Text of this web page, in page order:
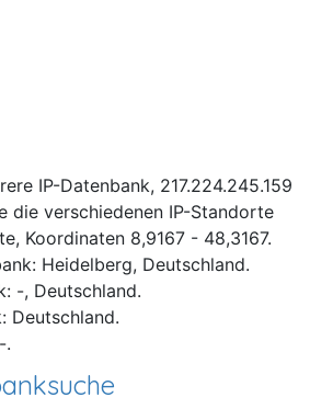
IP-Datenbank, 217.224.245.159
die verschiedenen IP-Standorte
Koordinaten 8,9167 - 48,3167.
Heidelberg, Deutschland.
-, Deutschland.
Deutschland.
.